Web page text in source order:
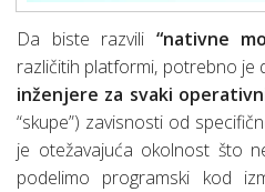
Da biste razvili “nativne
različitih platformi, potrebno je
inženjere za svaki
“skupe”) zavisnosti od
je otežavajuća okolnost što
podelimo programski kod